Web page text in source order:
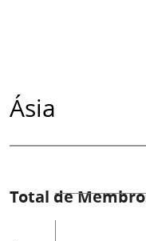
Ásia
Total de